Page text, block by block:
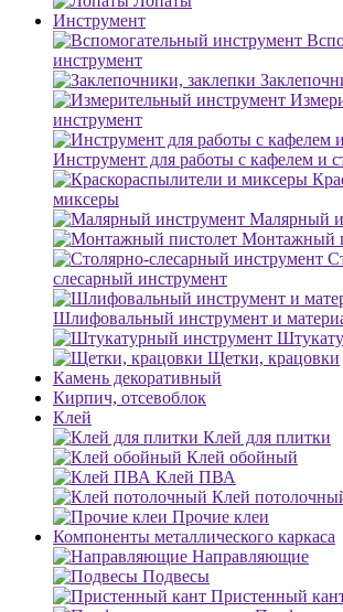
Инструмент
инструмент
инструмент
Инструмент для работы с кафелем и
миксеры
Малярный
Монтажный
слесарный инструмент
Шлифовальный инструмент и
Щетки, крацовки
Камень декоративный
Кирпич, отсевоблок
Клей
Клей для плитки
Клей обойный
Клей ПВА
Клей
Прочие клеи
Компоненты металлического каркаса
Направляющие
Подвесы
Пристенный